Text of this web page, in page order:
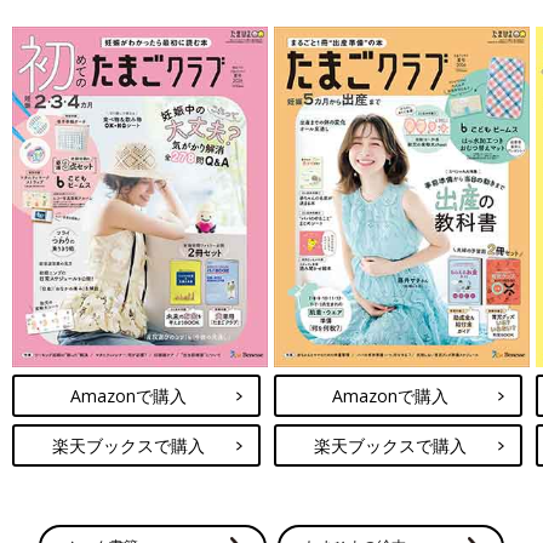
Amazonで購入
楽天ブックスで購入
Amazonで購入
楽天ブックスで購入